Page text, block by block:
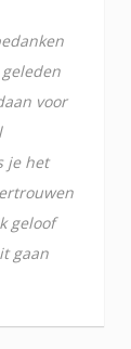
voor
je het
geloof
gaan